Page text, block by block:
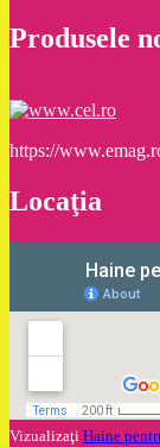
Produsele
https://
Locaţia
Vizualizaţi Haine